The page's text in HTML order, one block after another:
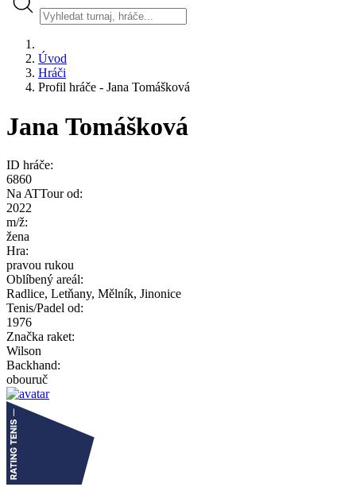
Úvod
Hráči
Profil hráče - Jana Tomášková
Jana Tomášková
ID hráče:
6860
Na ATTour od:
2022
m/ž:
žena
Hra:
pravou rukou
Oblíbený areál:
Radlice, Letňany, Mělník, Jinonice
Tenis/Padel od:
1976
Značka raket:
Wilson
Backhand:
obouruč